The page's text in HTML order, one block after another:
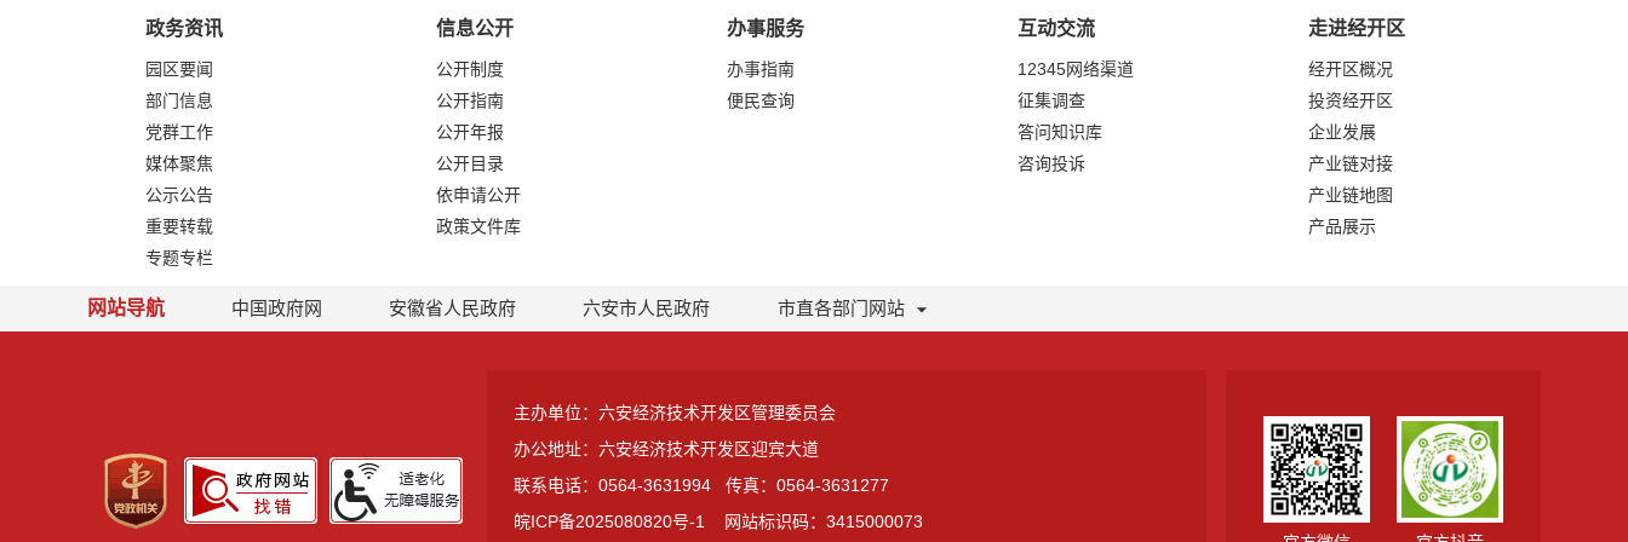
政务资讯
园区要闻
部门信息
党群工作
媒体聚焦
公示公告
重要转载
专题专栏
信息公开
公开制度
公开指南
公开年报
公开目录
依申请公开
政策文件库
办事服务
办事指南
便民查询
互动交流
12345网络渠道
征集调查
答问知识库
咨询投诉
走进经开区
经开区概况
投资经开区
企业发展
产业链对接
产业链地图
产品展示
网站导航 中国政府网 安徽省人民政府 六安市人民政府 市直各部门网站
主办单位：六安经济技术开发区管理委员会
办公地址：六安经济技术开发区迎宾大道
联系电话：0564-3631994
传真：0564-3631277
皖ICP备2025080820号-1
网站标识码：3415000073